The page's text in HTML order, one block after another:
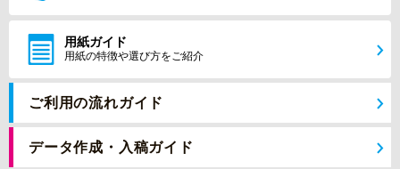
用紙ガイド
用紙の特徴や選び方をご紹介
ご利用の流れガイド
データ作成・入稿ガイド